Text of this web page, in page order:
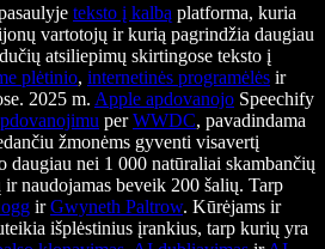
teksto į kalbą platforma, kuria
vartotojų ir kurią pagrindžia daugiau
atsiliepimų skirtingose teksto į
plėtinio, internetinės programėlės ir
2025 m. Apple apdovanojo Speechify
perWWDC, pavadindama
žmonėms gyventi visavertį
daugiau nei 1 000 natūraliai skambančių
naudojamas beveik 200 šalių. Tarp
irGwyneth Paltrow. Kūrėjams ir
išplėstinius įrankius, tarp kurių yra